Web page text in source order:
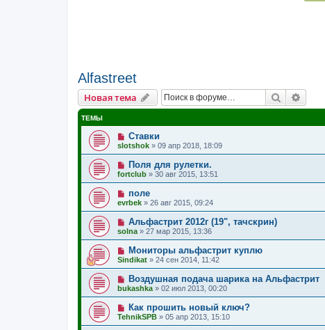
Alfastreet
Новая тема Поиск
ТЕМЫ
Ставки
slotshok » 09 апр 2018, 18:09
Поля для рулетки.
fortclub » 30 авг 2015, 13:51
поле
evrbek » 26 авг 2015, 09:24
Альфастрит 2012г (19", тачскрин)
solna » 27 мар 2015, 13:36
Мониторы альфастрит куплю
Sindikat » 24 сен 2014, 11:42
Воздушная подача шарика на Альфастрит
bukashka » 02 июл 2013, 00:20
Как прошить новый ключ?
TehnikSPB » 05 апр 2013, 15:10